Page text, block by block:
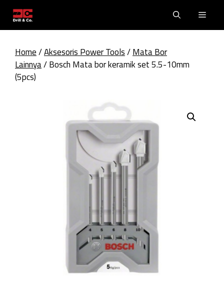
content
Home/Aksesoris Power Tools/Mata Bor
Lainnya/ Bosch Mata bor keramik set 5.5-10mm
(5pcs)